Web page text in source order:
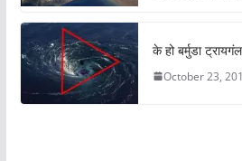
के हो बर्मुडा
October 23,